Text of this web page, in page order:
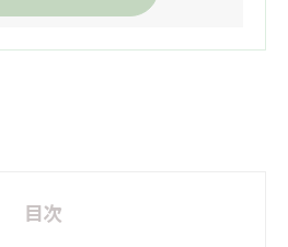
目次